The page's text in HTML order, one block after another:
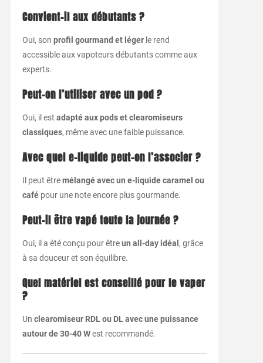
Convient-il aux débutants ?
Oui, son profil gourmand et légerle rend
accessible aux vapoteurs débutants comme aux
experts.
Peut-on l’utiliser avec un pod ?
Oui, il est adapté aux pods et clearomiseurs
classiques, même avec une faible puissance.
Avec quel e-liquide peut-on l’associer ?
Il peut êtremélangé avec un e-liquide caramel ou
cafépour une note encore plus gourmande.
Peut-il être vapé toute la journée ?
Oui, il a été conçu pour êtreun all-day idéal, grâce
à sa douceur et son équilibre.
Quel matériel est conseillé pour le vaper
?
Un clearomiseur RDL ou DL avec une puissance
autour de 30-40 West recommandé.